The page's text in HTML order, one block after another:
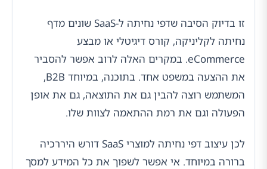
זו בדיוק הסיבה שדפי נחיתה ל-SaaS שונים מדף
נחיתה לקליניקה, קורס דיגיטלי או מבצע
eCommerce. במקרים האלה לרוב אפשר להסביר
את ההצעה במשפט אחד. בתוכנה, במיוחד B2B,
המשתמש רוצה להבין גם את התוצאה, גם את אופן
הפעולה וגם את רמת ההתאמה לצוות שלו.
לכן עיצוב דפי נחיתה למוצרי SaaS דורש היררכיה
ברורה במיוחד. אי אפשר לשפוך את כל המידע למסך